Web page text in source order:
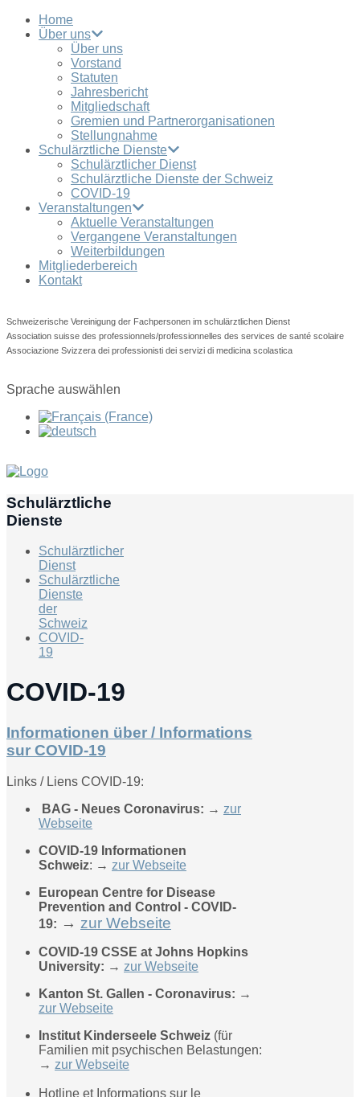
Home
Über uns
Über uns
Vorstand
Statuten
Jahresbericht
Mitgliedschaft
Gremien und Partnerorganisationen
Stellungnahme
Schulärztliche Dienste
Schulärztlicher Dienst
Schulärztliche Dienste der Schweiz
COVID-19
Veranstaltungen
Aktuelle Veranstaltungen
Vergangene Veranstaltungen
Weiterbildungen
Mitgliederbereich
Kontakt
Schweizerische Vereinigung der Fachpersonen im schulärztlichen Dienst
Association suisse des professionnels/professionnelles des services de santé scolaire
Associazione Svizzera dei professionisti dei servizi di medicina scolastica
Sprache auswählen
Schulärztliche
Dienste
Schulärztlicher
Dienst
Schulärztliche
Dienste
der
Schweiz
COVID-
19
COVID-19
Informationen über / Informations
sur COVID-19
Links / Liens COVID-19:
BAG - Neues Coronavirus: → zur
Webseite
COVID-19 Informationen
Schweiz: → zur Webseite
European Centre for Disease
Prevention and Control - COVID-
19: → zur Webseite
COVID-19 CSSE at Johns Hopkins
University: → zur Webseite
Kanton St. Gallen - Coronavirus: →
zur Webseite
Institut Kinderseele Schweiz (für
Familien mit psychischen Belastungen:
→ zur Webseite
Hotline et Informations sur le